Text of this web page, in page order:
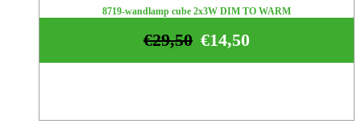
8719-wandlamp cube 2x3W DIM TO WARM
€14,50
€29,50